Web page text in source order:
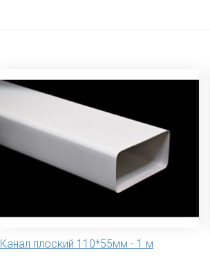
Канал плоский 110*55мм - 1 м